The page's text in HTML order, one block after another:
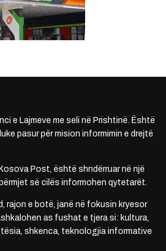
e Lajmeve me seli në Prishtinë. Është
pasur për mision informimin e drejtë
Post, është shndërruar në një
së cilës informohen qytetarët.
rajon e botë, janë në fokusin kryesor
as fushat e tjera si: kultura,
shkenca, teknologjia informative